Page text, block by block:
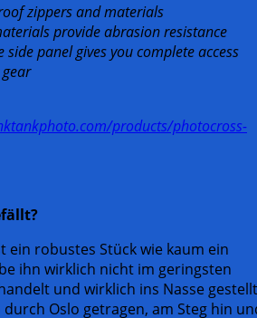
zippers and materials
provide abrasion resistance
side panel gives you complete access
products/photocross-
ein robustes Stück wie kaum ein
ihn wirklich nicht im geringsten
und wirklich ins Nasse
durch Oslo getragen, am Steg hin